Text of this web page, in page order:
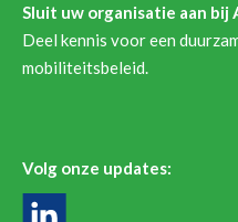
Sluit uw organisatie aan bij
Deel kennis voor een
mobiliteitsbeleid.
Volg onze updates: